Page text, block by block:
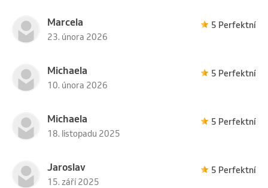
Marcela
23. února 2026
5 Perfektní
Michaela
10. února 2026
5 Perfektní
Michaela
18. listopadu 2025
5 Perfektní
Jaroslav
15. září 2025
5 Perfektní